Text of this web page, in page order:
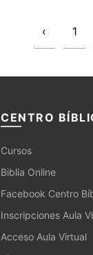
‹ 1
CENTRO
Cursos
Biblia Online
Facebook Centro
Inscripciones Aula
Acceso Aula Virtual